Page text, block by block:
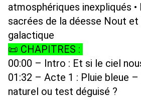
atmosphériques inexpliqués •
sacrées de la déesse Nout et
galactique
📜 CHAPITRES :
00:00 – Intro : Et si le ciel
01:32 – Acte 1 : Pluie bleue –
naturel ou test déguisé ?